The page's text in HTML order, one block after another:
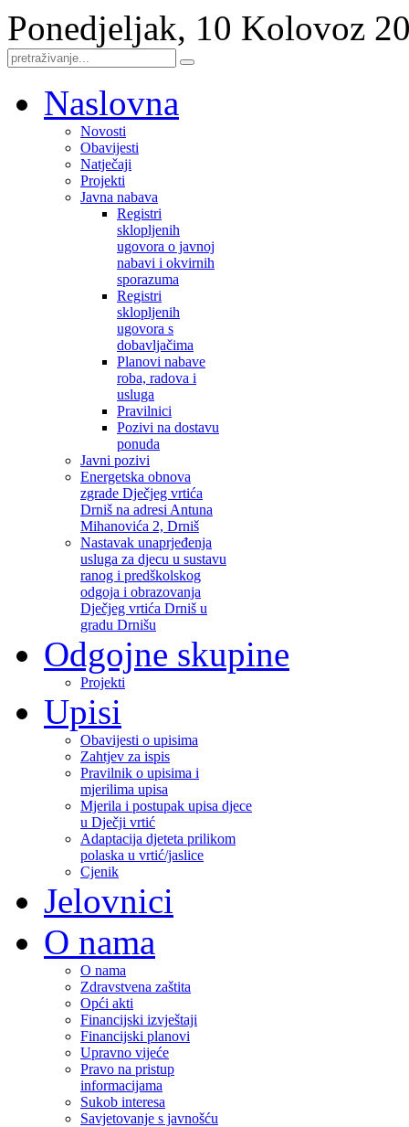
Ponedjeljak, 10 Kolovoz
Naslovna
Novosti
Obavijesti
Natječaji
Projekti
Javna nabava
Registri
sklopljenih
ugovora o javnoj
nabavi i okvirnih
sporazuma
Registri
sklopljenih
ugovora s
dobavljačima
Planovi nabave
roba, radova i
usluga
Pravilnici
Pozivi na dostavu
ponuda
Javni pozivi
Energetska obnova
zgrade Dječjeg vrtića
Drniš na adresi Antuna
Mihanovića 2, Drniš
Nastavak unaprjeđenja
usluga za djecu u sustavu
ranog i predškolskog
odgoja i obrazovanja
Dječjeg vrtića Drniš u
gradu Drnišu
Odgojne skupine
Projekti
Upisi
Obavijesti o upisima
Zahtjev za ispis
Pravilnik o upisima i
mjerilima upisa
Mjerila i postupak upisa djece
u Dječji vrtić
Adaptacija djeteta prilikom
polaska u vrtić/jaslice
Cjenik
Jelovnici
O nama
O nama
Zdravstvena zaštita
Opći akti
Financijski izvještaji
Financijski planovi
Upravno vijeće
Pravo na pristup
informacijama
Sukob interesa
Savjetovanje s javnošću